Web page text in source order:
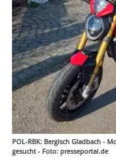
POL-RBK: Bergisch Gladbach -
gesucht - Foto: presseportal.de